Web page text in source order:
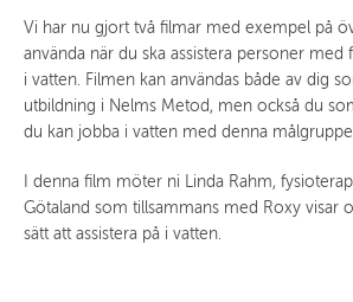
Vi har nu gjort två filmar med exempel på
använda när du ska assistera personer med
i vatten. Filmen kan användas både av dig
utbildning i Nelms Metod, men också du
du kan jobba i vatten med denna
I denna film möter ni Linda Rahm,
Götaland som tillsammans med Roxy visar
sätt att assistera på i vatten.